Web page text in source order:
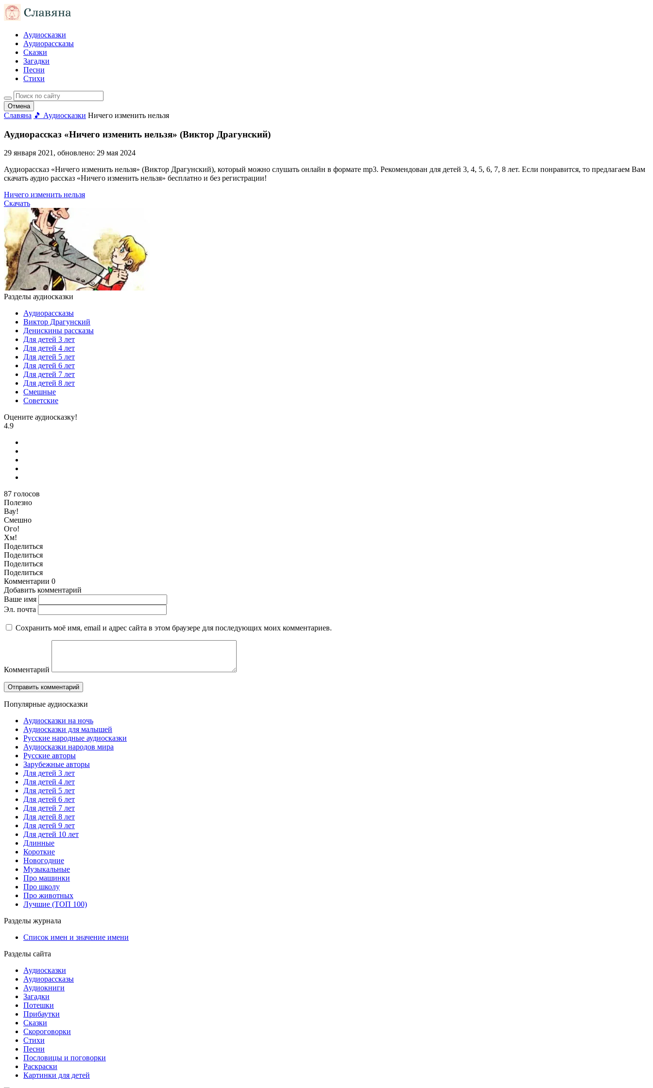
Аудиосказки
Аудиорассказы
Сказки
Загадки
Песни
Стихи
Отмена
Славяна 🎵 Аудиосказки Ничего изменить нельзя
Аудиорассказ «Ничего изменить нельзя» (Виктор Драгунский)
29 января 2021, обновлено: 29 мая 2024
Аудиорассказ «Ничего изменить нельзя» (Виктор Драгунский), который можно слушать онлайн в формате mp3. Рекомендован для детей 3, 4, 5, 6, 7, 8 лет. Если понравится, то предлагаем Вам
скачать аудио рассказ «Ничего изменить нельзя» бесплатно и без регистрации!
Ничего изменить нельзя
Скачать
Разделы аудиосказки
Аудиорассказы
Виктор Драгунский
Денискины рассказы
Для детей 3 лет
Для детей 4 лет
Для детей 5 лет
Для детей 6 лет
Для детей 7 лет
Для детей 8 лет
Смешные
Советские
Оцените аудиосказку!
4.9
87 голосов
Полезно
Вау!
Смешно
Ого!
Хм!
Поделиться
Поделиться
Поделиться
Поделиться
Комментарии 0
Добавить комментарий
Ваше имя
Эл. почта
Сохранить моё имя, email и адрес сайта в этом браузере для последующих моих комментариев.
Комментарий
Популярные аудиосказки
Аудиосказки на ночь
Аудиосказки для малышей
Русские народные аудиосказки
Аудиосказки народов мира
Русские авторы
Зарубежные авторы
Для детей 3 лет
Для детей 4 лет
Для детей 5 лет
Для детей 6 лет
Для детей 7 лет
Для детей 8 лет
Для детей 9 лет
Для детей 10 лет
Длинные
Короткие
Новогодние
Музыкальные
Про машинки
Про школу
Про животных
Лучшие (ТОП 100)
Разделы журнала
Список имен и значение имени
Разделы сайта
Аудиосказки
Аудиорассказы
Аудиокниги
Загадки
Потешки
Прибаутки
Сказки
Скороговорки
Стихи
Песни
Пословицы и поговорки
Раскраски
Картинки для детей